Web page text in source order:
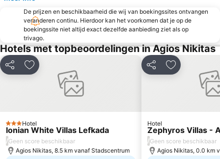
Beach of Agios Ioannis
Egremnoi
Alonaki
Mytikas
Paleochora
De prijzen en beschikbaarheid die wij van boekingssites ontvangen
veranderen continu. Hierdoor kan het voorkomen dat je op de
boekingssite niet altijd exact dezelfde aanbieding ziet als op
trivago.
Hotels met topbeoordelingen in Agios Nikitas
Delen Toevoegen aan favorieten
3 Sterren
Hotel
Ionian White Villas Lefkada
/Geen score beschikbaar
Agios Nikitas, 8.5 km vanaf Stadscentrum
Delen Toevoegen
Hotel
Zephyros Villas -
/Geen score beschikbaar
Agios Nikitas, 0.0 km